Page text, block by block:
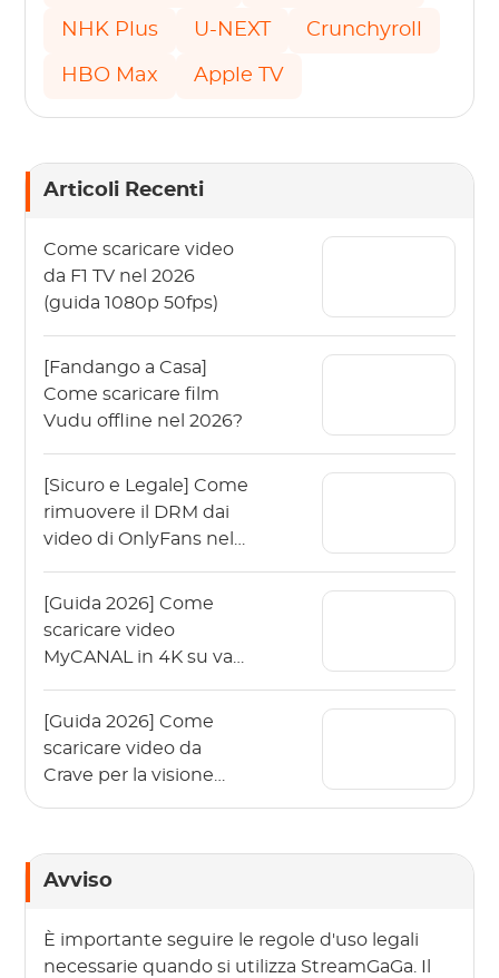
NHK Plus U-NEXT Crunchyroll
HBO Max Apple TV
Articoli Recenti
Come scaricare video
da F1 TV nel 2026
(guida 1080p 50fps)
[Fandango a Casa]
Come scaricare film
Vudu offline nel 2026?
[Sicuro e Legale] Come
rimuovere il DRM dai
video di OnlyFans nel
[Guida 2026] Come
scaricare video
MyCANAL in 4K su vari
[Guida 2026] Come
scaricare video da
Crave per la visione
Avviso
È importante seguire le regole d'uso legali
necessarie quando si utilizza StreamGaGa. Il